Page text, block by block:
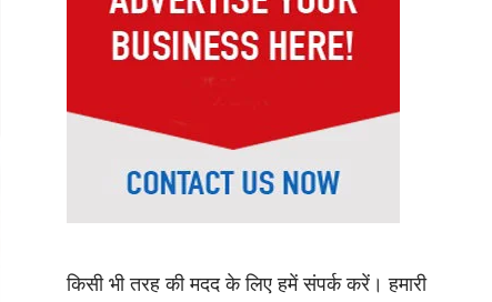
किसी भी तरह की मदद के लिए हमें संपर्क करें। हमारी